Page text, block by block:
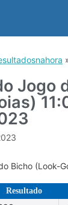
Jogo
Bicho (Look-
Resultado